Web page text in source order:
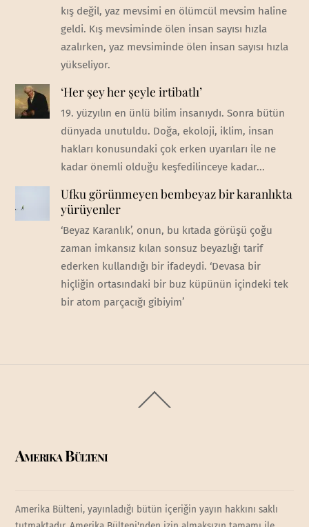
kış değil, yaz mevsimi en ölümcül mevsim haline
geldi. Kış mevsiminde ölen insan sayısı hızla
azalırken, yaz mevsiminde ölen insan sayısı hızla
yükseliyor.
‘Her şey her şeyle irtibatlı’
19. yüzyılın en ünlü bilim insanıydı. Sonra bütün
dünyada unutuldu. Doğa, ekoloji, iklim, insan
hakları konusundaki çok erken uyarıları ile ne
kadar önemli olduğu keşfedilinceye kadar...
Ufku görünmeyen bembeyaz bir karanlıkta
yürüyenler
‘Beyaz Karanlık’, onun, bu kıtada görüşü çoğu
zaman imkansız kılan sonsuz beyazlığı tarif
ederken kullandığı bir ifadeydi. ‘Devasa bir
hiçliğin ortasındaki bir buz küpünün içindeki tek
bir atom parçacığı gibiyim’
To
Amerika Bülteni
Amerika Bülteni, yayınladığı bütün içeriğin yayın hakkını saklı